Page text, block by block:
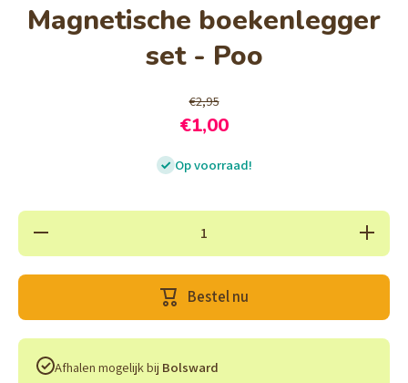
Magnetische boekenlegger
set - Poo
€2,95
€1,00
Op voorraad!
Hoeveelheid
voor
Verhoog
voor
Bestel nu
Afhalen mogelijk bij Bolsward